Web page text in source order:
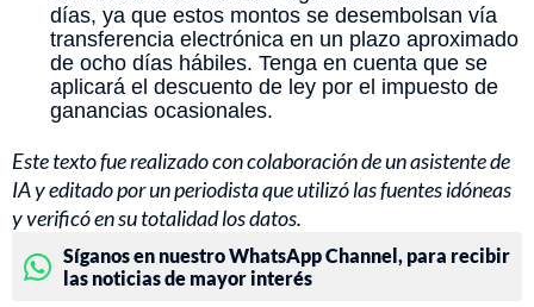
días, ya que estos montos se desembolsan vía
transferencia electrónica en un plazo aproximado
de ocho días hábiles. Tenga en cuenta que se
aplicará el descuento de ley por el impuesto de
ganancias ocasionales.
Este texto fue realizado con colaboración de un asistente de
IA y editado por un periodista que utilizó las fuentes idóneas
y verificó en su totalidad los datos.
Síganos en nuestro WhatsApp Channel, para recibir
las noticias de mayor interés